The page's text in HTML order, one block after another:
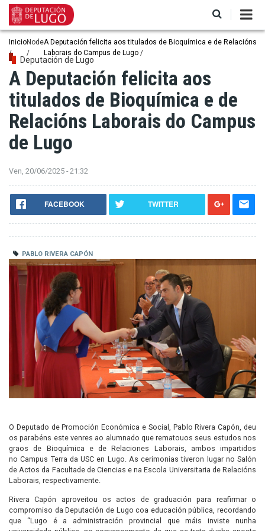
contido
principal
Miga
de
pan
InicioNodeA Deputación felicita aos titulados de Bioquímica e de Relacións
Laborais do Campus de Lugo
Deputación de Lugo
A Deputación felicita aos
titulados de Bioquímica e de
Relacións Laborais do Campus
de Lugo
Ven, 20/06/2025 - 21:32
FACEBOOK TWITTER
PABLO RIVERA CAPÓN
O Deputado de Promoción Económica e Social, Pablo Rivera Capón, deu
os parabéns este venres ao alumnado que rematouos seus estudos nos
graos de Bioquímica e de Relaciones Laborais, ambos impartidos
no Campus Terra da USC en Lugo. As cerimonias tiveron lugar no Salón
de Actos da Facultade de Ciencias e na Escola Universitaria de Relacións
Laborais, respectivamente.
Rivera Capón aproveitou os actos de graduación para reafirmar o
compromiso da Deputación de Lugo coa educación pública, recordando
que “Lugo é a administración provincial que máis inviste nunha